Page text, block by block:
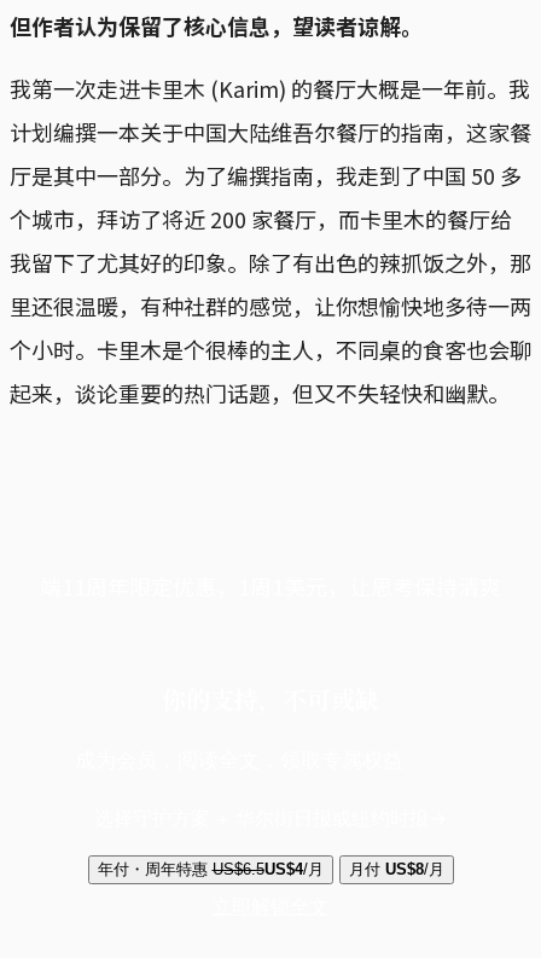
但作者认为保留了核心信息，望读者谅解。
我第一次走进卡里木 (Karim) 的餐厅大概是一年前。我
计划编撰一本关于中国大陆维吾尔餐厅的指南，这家餐
厅是其中一部分。为了编撰指南，我走到了中国 50 多
个城市，拜访了将近 200 家餐厅，而卡里木的餐厅给
我留下了尤其好的印象。除了有出色的辣抓饭之外，那
里还很温暖，有种社群的感觉，让你想愉快地多待一两
个小时。卡里木是个很棒的主人，不同桌的食客也会聊
起来，谈论重要的热门话题，但又不失轻快和幽默。
年付・周年特惠 US$6.5US$4/月 月付 US$8/月